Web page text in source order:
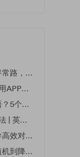
邪修式英语速成法：不走寻常路，英语战力狂飙！
高效背单词攻略：5款超实用APP推荐 | EF英孚教育
普通打工人如何高效学英语？5个实用技巧助你突破职场瓶颈
高效记忆单词的5大科学方法 | 英语学习必备技巧
职场沟通秘籍：如何与领导高效对话 | EF英孚职场指南
坐飞机必备英语指南：从值机到降落的全流程表达